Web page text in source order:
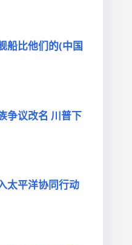
船比他们的(中国
争议改名 川普下
太平洋协同行动